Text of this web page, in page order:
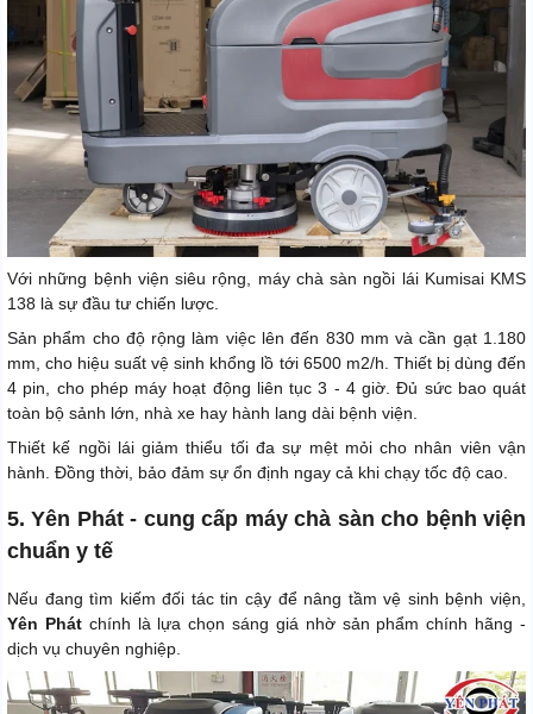
Với những bệnh viện siêu rộng, máy chà sàn ngồi lái Kumisai KMS
138 là sự đầu tư chiến lược.
Sản phẩm cho độ rộng làm việc lên đến 830 mm và cần gạt 1.180
mm, cho hiệu suất vệ sinh khổng lồ tới 6500 m2/h. Thiết bị dùng đến
4 pin, cho phép máy hoạt động liên tục 3 - 4 giờ. Đủ sức bao quát
toàn bộ sảnh lớn, nhà xe hay hành lang dài bệnh viện.
Thiết kế ngồi lái giảm thiểu tối đa sự mệt mỏi cho nhân viên vận
hành. Đồng thời, bảo đảm sự ổn định ngay cả khi chạy tốc độ cao.
5. Yên Phát - cung cấp máy chà sàn cho bệnh viện
chuẩn y tế
Nếu đang tìm kiếm đối tác tin cậy để nâng tầm vệ sinh bệnh viện,
Yên Phátchính là lựa chọn sáng giá nhờ sản phẩm chính hãng -
dịch vụ chuyên nghiệp.